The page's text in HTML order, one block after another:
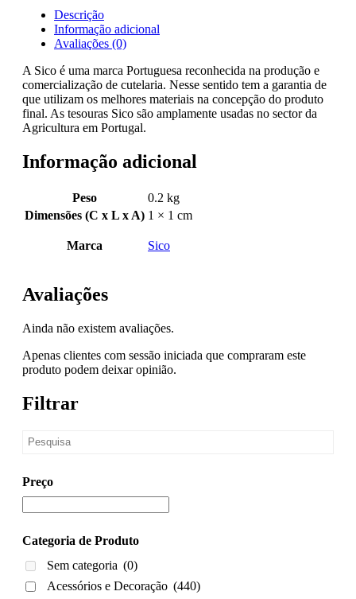
Descrição
Informação adicional
Avaliações (0)
A Sico é uma marca Portuguesa reconhecida na produção e
comercialização de cutelaria. Nesse sentido tem a garantia de
que utilizam os melhores materiais na concepção do produto
final. As tesouras Sico são amplamente usadas no sector da
Agricultura em Portugal.
Informação adicional
Peso
0.2 kg
Dimensões (C x L x A) 1 × 1 cm
Marca Sico
Avaliações
Ainda não existem avaliações.
Apenas clientes com sessão iniciada que compraram este
produto podem deixar opinião.
Filtrar
Preço
Categoria de Produto
Sem categoria (0)
Acessórios e Decoração (440)